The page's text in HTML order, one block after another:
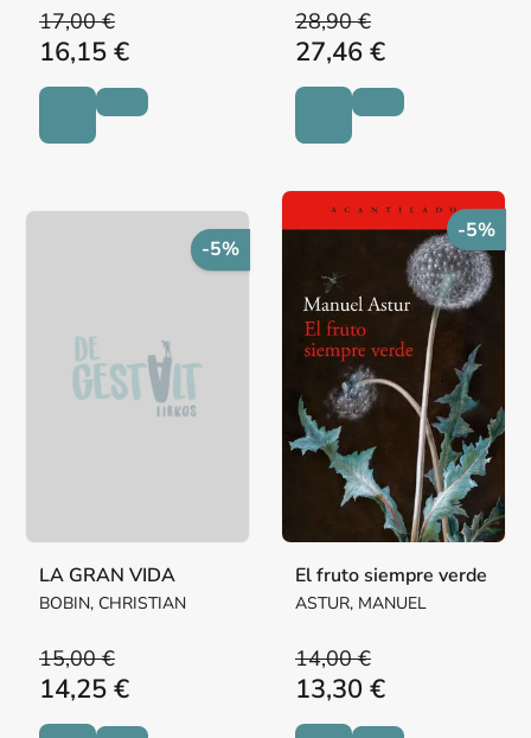
17,00 €
16,15 €
28,90 €
27,46 €
-5%
LA GRAN VIDA
BOBIN, CHRISTIAN
15,00 €
14,25 €
-5%
El fruto siempre verde
ASTUR, MANUEL
14,00 €
13,30 €